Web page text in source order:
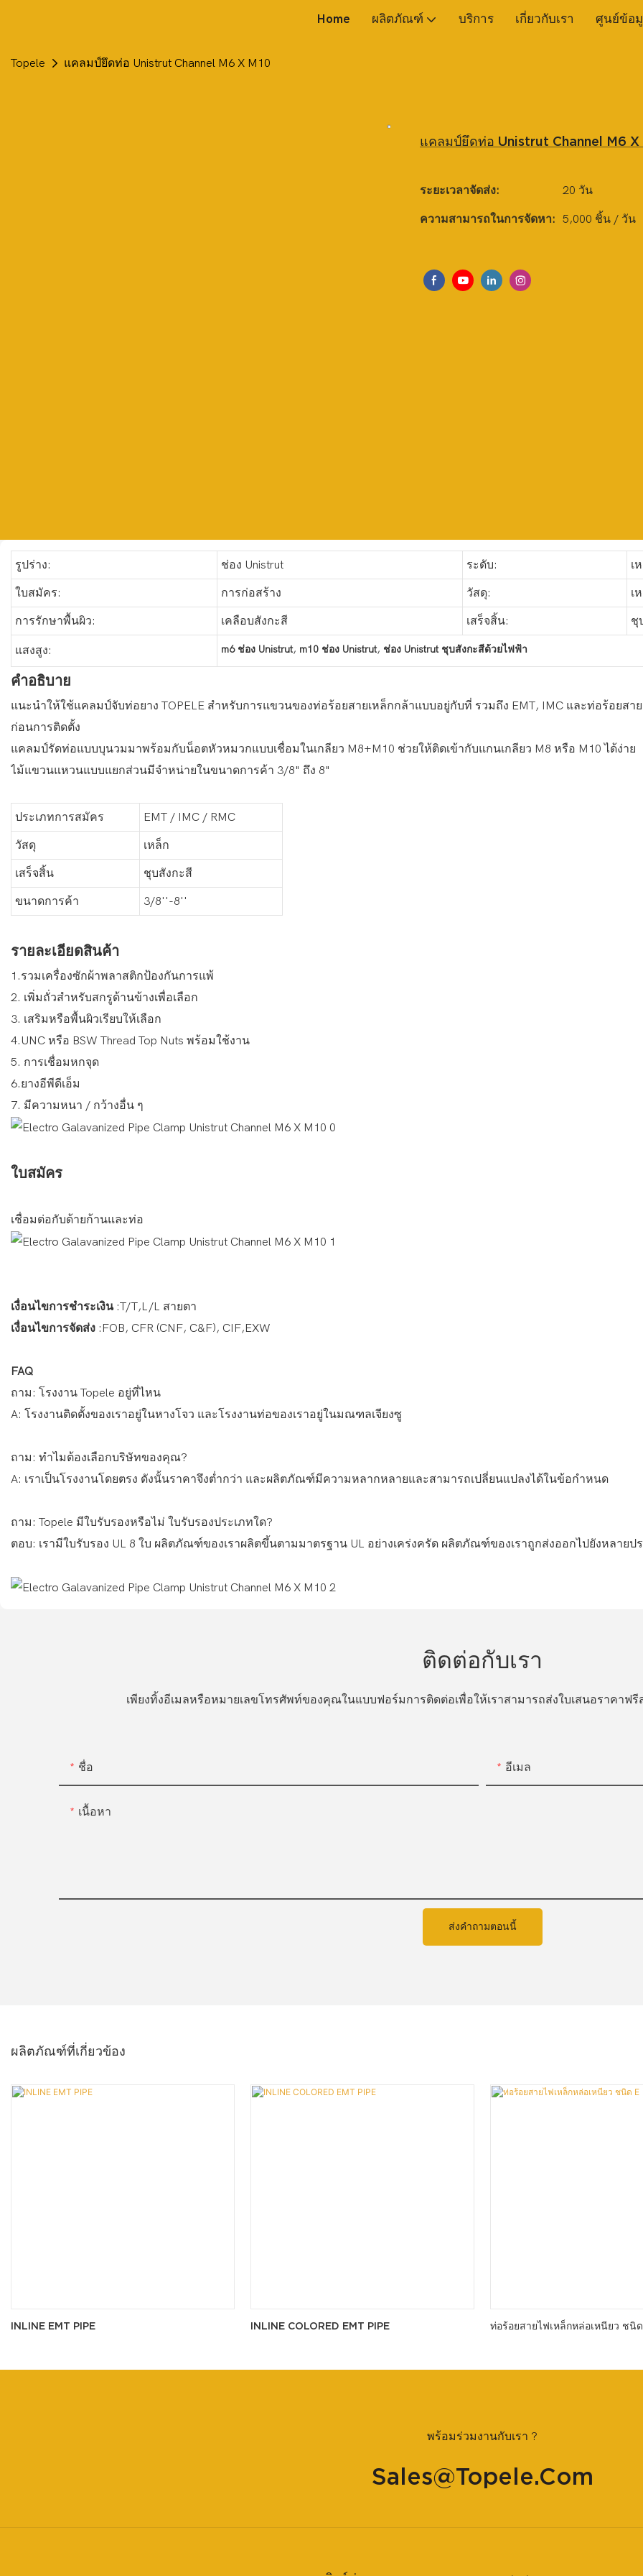
Home ผลิตภัณฑ์ บริการ เกี่ยวกับเรา ศูนย์ข้อ
Topele แคลมป์ยึดท่อ Unistrut Channel M6 X M10
แคลมป์ยึดท่อ Unistrut Channel M6 X
ระยะเวลาจัดส่ง: 20 วัน
ความสามารถในการจัดหา: 5,000 ชิ้น / วัน
รูปร่าง: ช่อง Unistrut ระดับ: เ
ใบสมัคร: การก่อสร้าง วัสดุ: เ
การรักษาพื้นผิว: เคลือบสังกะสี เสร็จสิ้น: ชุ
แสงสูง: m6 ช่อง Unistrut, m10 ช่อง Unistrut, ช่อง Unistrut ชุบสังกะสีด้วยไฟฟ้า
คำอธิบาย
แนะนำให้ใช้แคลมป์จับท่อยาง TOPELE สำหรับการแขวนของท่อร้อยสายเหล็กกล้าแบบอยู่กับที่ รวมถึง EMT, IMC และท่อร้อยส
ก่อนการติดตั้ง
แคลมป์รัดท่อแบบบุนวมมาพร้อมกับน็อตหัวหมวกแบบเชื่อมในเกลียว M8+M10 ช่วยให้ติดเข้ากับแกนเกลียว M8 หรือ M10 ได้ง่าย
ไม้แขวนแหวนแบบแยกส่วนมีจำหน่ายในขนาดการค้า 3/8" ถึง 8"
ประเภทการสมัคร EMT / IMC / RMC
วัสดุ เหล็ก
เสร็จสิ้น ชุบสังกะสี
ขนาดการค้า 3/8''-8''
รายละเอียดสินค้า
1.รวมเครื่องซักผ้าพลาสติกป้องกันการแพ้
2. เพิ่มถั่วสำหรับสกรูด้านข้างเพื่อเลือก
3. เสริมหรือพื้นผิวเรียบให้เลือก
4.UNC หรือ BSW Thread Top Nuts พร้อมใช้งาน
5. การเชื่อมหกจุด
6.ยางอีพีดีเอ็ม
7. มีความหนา / กว้างอื่น ๆ
ใบสมัคร
เชื่อมต่อกับด้ายก้านและท่อ
เงื่อนไขการชำระเงิน :T/T,L/L สายตา
เงื่อนไขการจัดส่ง :FOB, CFR (CNF, C&F), CIF,EXW
FAQ
ถาม: โรงงาน Topele อยู่ที่ไหน
A: โรงงานติดตั้งของเราอยู่ในหางโจว และโรงงานท่อของเราอยู่ในมณฑลเจียงซู
ถาม: ทำไมต้องเลือกบริษัทของคุณ?
A: เราเป็นโรงงานโดยตรง ดังนั้นราคาจึงต่ำกว่า และผลิตภัณฑ์มีความหลากหลายและสามารถเปลี่ยนแปลงได้ในข้อกำหนด
ถาม: Topele มีใบรับรองหรือไม่ ใบรับรองประเภทใด?
ตอบ: เรามีใบรับรอง UL 8 ใบ ผลิตภัณฑ์ของเราผลิตขึ้นตามมาตรฐาน UL อย่างเคร่งครัด ผลิตภัณฑ์ของเราถูกส่งออกไปยังหลาย
ติดต่อกับเรา
เพียงทิ้งอีเมลหรือหมายเลขโทรศัพท์ของคุณในแบบฟอร์มการติดต่อเพื่อให้เราสามารถส่งใบเสนอราคาฟ
ชื่อ อีเมล
เนื้อหา
ส่งคำถามตอนนี้
ผลิตภัณฑ์ที่เกี่ยวข้อง
INLINE EMT PIPE INLINE COLORED EMT PIPE ท่อร้อยสายไฟเหล็กหล่อเหนียว ชนิ
พร้อมร่วมงานกับเรา ?
Sales@topele.com